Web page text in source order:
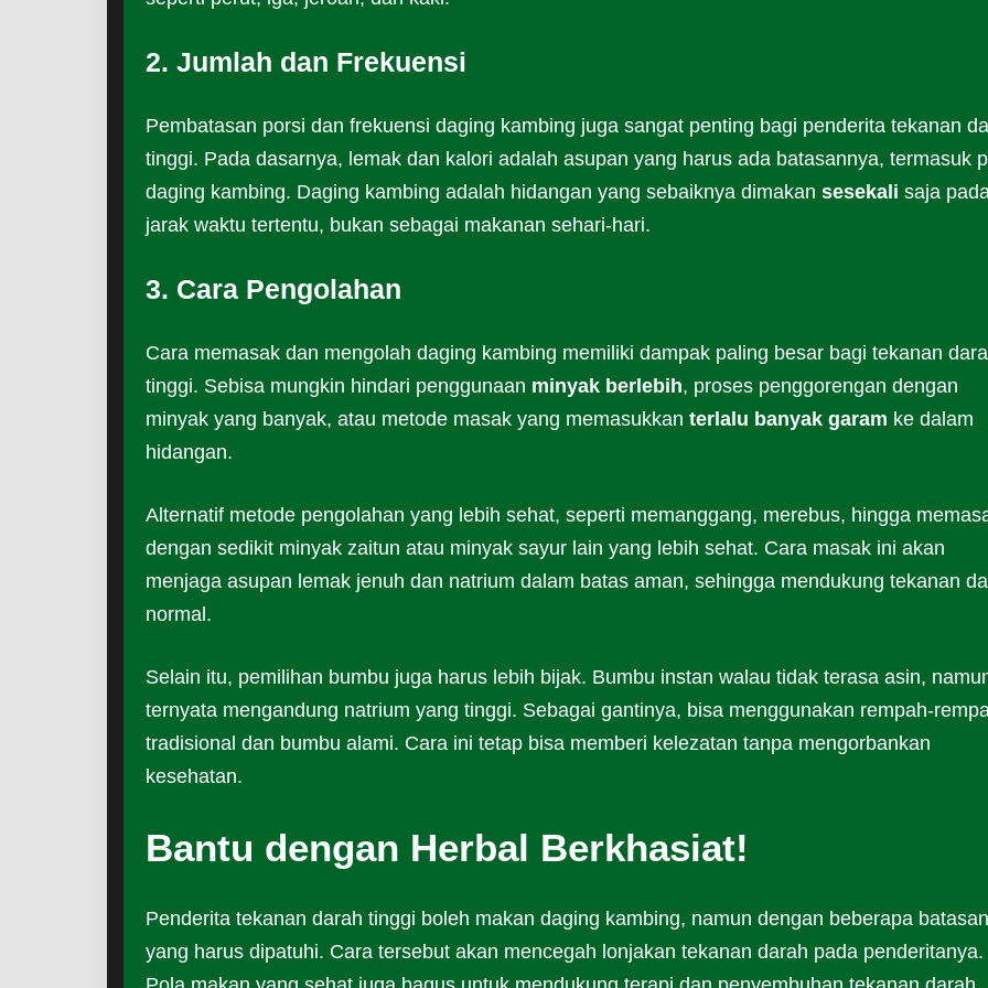
2. Jumlah dan Frekuensi
Pembatasan porsi dan frekuensi daging kambing juga sangat penting bagi penderita tekanan
tinggi. Pada dasarnya, lemak dan kalori adalah asupan yang harus ada batasannya, termasuk
daging kambing. Daging kambing adalah hidangan yang sebaiknya dimakan sesekali saja
jarak waktu tertentu, bukan sebagai makanan sehari-hari.
3. Cara Pengolahan
Cara memasak dan mengolah daging kambing memiliki dampak paling besar bagi tekanan
tinggi. Sebisa mungkin hindari penggunaan minyak berlebih, proses penggorengan dengan
minyak yang banyak, atau metode masak yang memasukkan terlalu banyak garam ke dalam
hidangan.
Alternatif metode pengolahan yang lebih sehat, seperti memanggang, merebus, hingga
dengan sedikit minyak zaitun atau minyak sayur lain yang lebih sehat. Cara masak ini akan
menjaga asupan lemak jenuh dan natrium dalam batas aman, sehingga mendukung tekanan
normal.
Selain itu, pemilihan bumbu juga harus lebih bijak. Bumbu instan walau tidak terasa asin,
ternyata mengandung natrium yang tinggi. Sebagai gantinya, bisa menggunakan rempah-
tradisional dan bumbu alami. Cara ini tetap bisa memberi kelezatan tanpa mengorbankan
kesehatan.
Bantu dengan Herbal Berkhasiat!
Penderita tekanan darah tinggi boleh makan daging kambing, namun dengan beberapa batasan
yang harus dipatuhi. Cara tersebut akan mencegah lonjakan tekanan darah pada penderitanya.